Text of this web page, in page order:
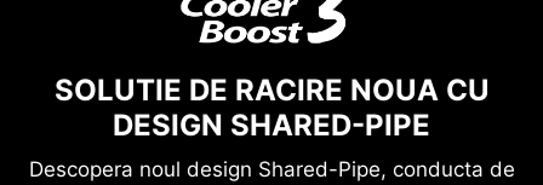
SOLUTIE DE RACIRE NOUA CU
DESIGN SHARED-PIPE
Descopera noul design Shared-Pipe, conducta de